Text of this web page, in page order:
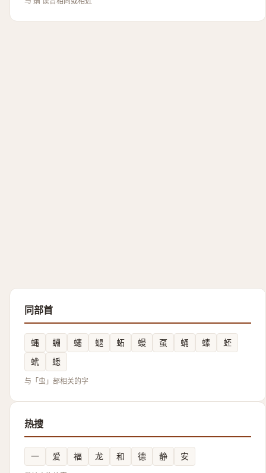
同部首
蝿 蜵 䘆 螁 䖨 蟃 虿 蛹 螦
蚽
蚮
蟋
与「虫」部相关的字
热搜
一 爱 福 龙 和 德 静 安